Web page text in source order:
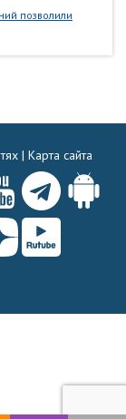
позволили
| Карта сайта